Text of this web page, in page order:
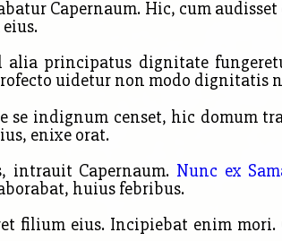
Capernaum. Hic, cum
alia principatus dignitate
uidetur non modo dignitatis
se indignum censet, hic domum
enixe orat.
intrauit Capernaum. Nunc ex
huius febribus.
filium eius. Incipiebat enim mori.